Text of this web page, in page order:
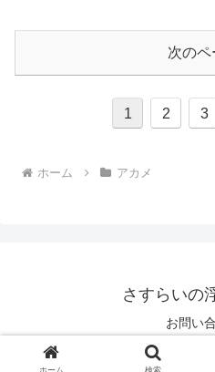
次のペ
1 2 3
ホーム アカメ
さすらいの
お問い
© 2006 さすらい
ホーム 検索